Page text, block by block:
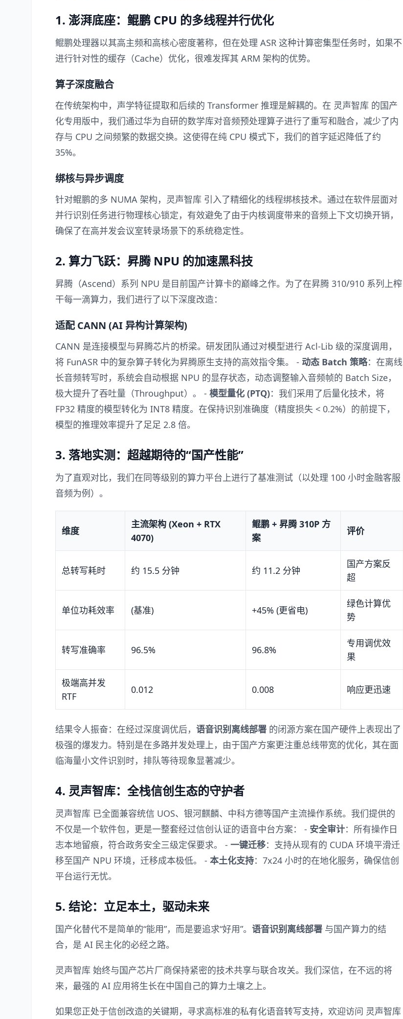
1. 澎湃底座：鲲鹏 CPU 的多线程并行优化
鲲鹏处理器以其高主频和高核心密度著称，但在处理 ASR 这种计算密集型任务时，如果不
进行针对性的缓存（Cache）优化，很难发挥其 ARM 架构的优势。
算子深度融合
在传统架构中，声学特征提取和后续的 Transformer 推理是解耦的。在 灵声智库 的国产
化专用版中，我们通过华为自研的数学库对音频预处理算子进行了重写和融合，减少了内
存与 CPU 之间频繁的数据交换。这使得在纯 CPU 模式下，我们的首字延迟降低了约
35%。
绑核与异步调度
针对鲲鹏的多 NUMA 架构， 灵声智库 引入了精细化的线程绑核技术。通过在软件层面对
并行识别任务进行物理核心锁定，有效避免了由于内核调度带来的音频上下文切换开销，
确保了在高并发会议室转录场景下的系统稳定性。
2. 算力飞跃：昇腾 NPU 的加速黑科技
昇腾（Ascend）系列 NPU 是目前国产计算卡的巅峰之作。为了在昇腾 310/910 系列上榨
干每一滴算力，我们进行了以下深度改造：
适配 CANN (AI 异构计算架构)
CANN 是连接模型与昇腾芯片的桥梁。研发团队通过对模型进行 Acl-Lib 级的深度调用，
将 FunASR 中的复杂算子转化为昇腾原生支持的高效指令集。 - 动态 Batch 策略：在离线
长音频转写时，系统会自动根据 NPU 的显存状态，动态调整输入音频帧的 Batch Size，
极大提升了吞吐量（Throughput）。 - 模型量化 (PTQ)：我们采用了后量化技术，将
FP32 精度的模型转化为 INT8 精度。在保持识别准确度（精度损失 < 0.2%）的前提下，
模型的推理效率提升了足足 2.8 倍。
3. 落地实测：超越期待的“国产性能”
为了直观对比，我们在同等级别的算力平台上进行了基准测试（以处理 100 小时金融客服
音频为例）。
维度
主流架构 (Xeon + RTX
4070)
鲲鹏 + 昇腾 310P 方
案
评价
总转写耗时 约 15.5 分钟 约 11.2 分钟
国产方案反
超
单位功耗效率 (基准) +45% (更省电)
绿色计算优
势
转写准确率 96.5% 96.8%
专用调优效
果
极端高并发
RTF
0.012 0.008 响应更迅速
结果令人振奋：在经过深度调优后， 语音识别离线部署 的闭源方案在国产硬件上表现出了
极强的爆发力。特别是在多路并发处理上，由于国产方案更注重总线带宽的优化，其在面
临海量小文件识别时，排队等待现象显著减少。
4. 灵声智库：全栈信创生态的守护者
灵声智库 已全面兼容统信 UOS、银河麒麟、中科方德等国产主流操作系统。我们提供的
不仅是一个软件包，更是一整套经过信创认证的语音中台方案： - 安全审计：所有操作日
志本地留痕，符合政务安全三级定保要求。 - 一键迁移：支持从现有的 CUDA 环境平滑迁
移至国产 NPU 环境，迁移成本极低。 - 本土化支持：7x24 小时的在地化服务，确保信创
平台运行无忧。
5. 结论：立足本土，驱动未来
国产化替代不是简单的“能用”，而是要追求“好用”。 语音识别离线部署 与国产算力的结
合，是 AI 民主化的必经之路。
灵声智库 始终与国产芯片厂商保持紧密的技术共享与联合攻关。我们深信，在不远的将
来，最强的 AI 应用将生长在中国自己的算力土壤之上。
如果您正处于信创改造的关键期，寻求高标准的私有化语音转写支持，欢迎访问 灵声智库